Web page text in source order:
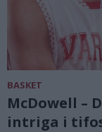
BASKET
McDowell –
intriga i